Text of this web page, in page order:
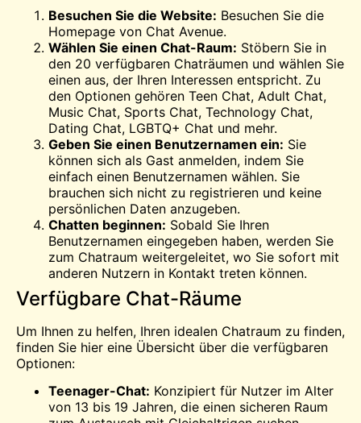
Besuchen Sie die Website: Besuchen Sie die
Homepage von Chat Avenue.
Wählen Sie einen Chat-Raum: Stöbern Sie in
den 20 verfügbaren Chaträumen und wählen Sie
einen aus, der Ihren Interessen entspricht. Zu
den Optionen gehören Teen Chat, Adult Chat,
Music Chat, Sports Chat, Technology Chat,
Dating Chat, LGBTQ+ Chat und mehr.
Geben Sie einen Benutzernamen ein: Sie
können sich als Gast anmelden, indem Sie
einfach einen Benutzernamen wählen. Sie
brauchen sich nicht zu registrieren und keine
persönlichen Daten anzugeben.
Chatten beginnen: Sobald Sie Ihren
Benutzernamen eingegeben haben, werden Sie
zum Chatraum weitergeleitet, wo Sie sofort mit
anderen Nutzern in Kontakt treten können.
Verfügbare Chat-Räume
Um Ihnen zu helfen, Ihren idealen Chatraum zu finden,
finden Sie hier eine Übersicht über die verfügbaren
Optionen:
Teenager-Chat: Konzipiert für Nutzer im Alter
von 13 bis 19 Jahren, die einen sicheren Raum